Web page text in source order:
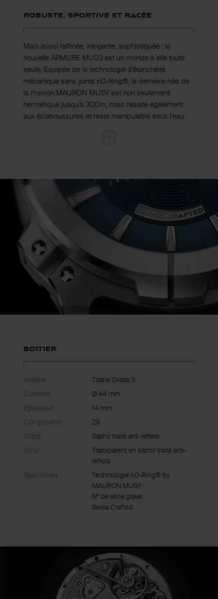
Robuste, sportive et racée
Mais aussi raffinée, intrigante, sophistiquée : la
nouvelle ARMURE MU03 est un monde à elle toute
seule. Equipée de la technologie d’étanchéité
mécanique sans joints nO-Ring®, la dernière-née de
la maison MAURON MUSY est non seulement
hermétique jusqu’à 300m, mais résiste également
aux éclaboussures et reste manipulable sous l’eau.
Boitier
Matière :
Titane Grade 5
Diamètre :
Ø 44 mm
Épaisseur :
14 mm
Composants :
29
Glace :
Saphir traité anti-reflets
Fond :
Transparent en saphir traité anti-
reflets
Spécificités :
Technologie nO-Ring® by
MAURON MUSY
N° de série gravé
Swiss Crafted